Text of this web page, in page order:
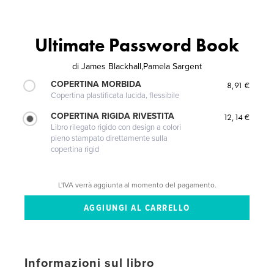
Ultimate Password Book
di James Blackhall,Pamela Sargent
COPERTINA MORBIDA
Copertina plastificata lucida, flessibile
8,91 €
COPERTINA RIGIDA RIVESTITA
Libro rilegato rigido con design a colori
pieno stampato direttamente sulla
copertina rigid
12,14 €
L'IVA verrà aggiunta al momento del pagamento.
Informazioni sul libro